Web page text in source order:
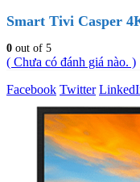
Smart Tivi Casper
0 out of 5
( Chưa có đánh giá nào. )
Facebook Twitter